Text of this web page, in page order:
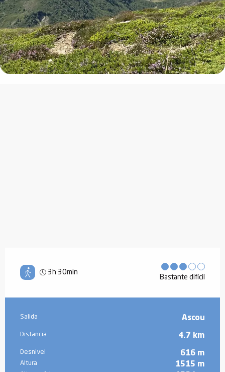
3h 30min
Bastante difícil
Información práctica
Salida Ascou
Distancia 4.7 km
Desnivel 616 m
Altura 1515 m